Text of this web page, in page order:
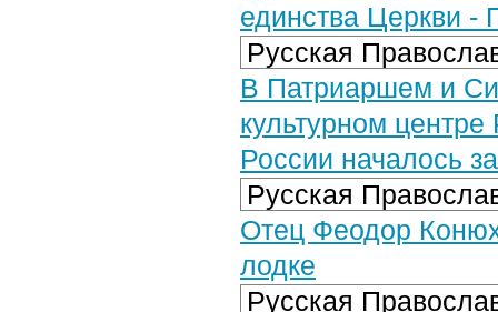
единства Церкви -
Русская
В Патриаршем и
культурном
России началось
Русская
Отец Феодор
лодке
Русская